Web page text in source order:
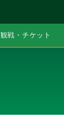
観戦・チケット